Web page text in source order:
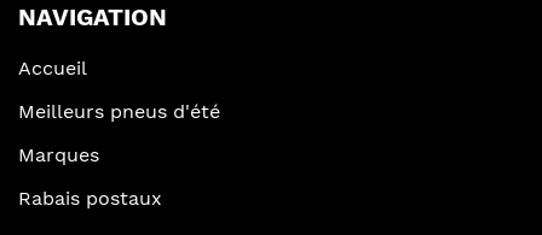
NAVIGATION
Accueil
Meilleurs pneus d'été
Marques
Rabais postaux